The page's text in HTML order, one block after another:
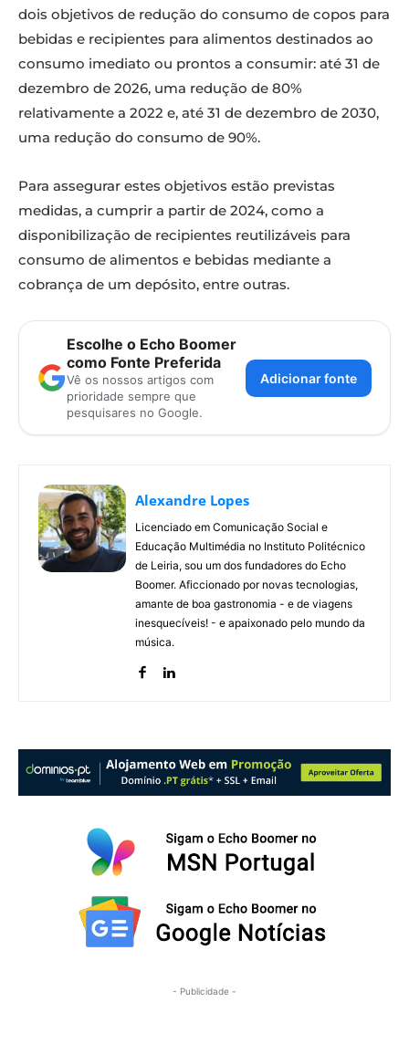
dois objetivos de redução do consumo de copos para
bebidas e recipientes para alimentos destinados ao
consumo imediato ou prontos a consumir: até 31 de
dezembro de 2026, uma redução de 80%
relativamente a 2022 e, até 31 de dezembro de 2030,
uma redução do consumo de 90%.
Para assegurar estes objetivos estão previstas
medidas, a cumprir a partir de 2024, como a
disponibilização de recipientes reutilizáveis para
consumo de alimentos e bebidas mediante a
cobrança de um depósito, entre outras.
Escolhe o Echo Boomer
como Fonte Preferida
Vê os nossos artigos com
prioridade sempre que
pesquisares no Google.
Adicionar fonte
Alexandre Lopes
Licenciado em Comunicação Social e
Educação Multimédia no Instituto Politécnico
de Leiria, sou um dos fundadores do Echo
Boomer. Aficcionado por novas tecnologias,
amante de boa gastronomia - e de viagens
inesquecíveis! - e apaixonado pelo mundo da
música.
- Publicidade -